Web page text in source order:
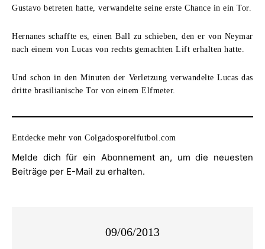
Gustavo betreten hatte, verwandelte seine erste Chance in ein Tor.
Hernanes schaffte es, einen Ball zu schieben, den er von Neymar
nach einem von Lucas von rechts gemachten Lift erhalten hatte.
Und schon in den Minuten der Verletzung verwandelte Lucas das
dritte brasilianische Tor von einem Elfmeter.
Entdecke mehr von Colgadosporelfutbol.com
Melde dich für ein Abonnement an, um die neuesten
Beiträge per E-Mail zu erhalten.
09/06/2013